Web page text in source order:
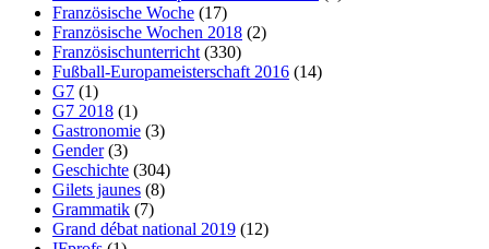
Französische Woche (17)
Französische Wochen 2018 (2)
Französischunterricht (330)
Fußball-Europameisterschaft 2016 (14)
G7 (1)
G7 2018 (1)
Gastronomie (3)
Gender(3)
Geschichte (304)
Gilets jaunes (8)
Grammatik (7)
Grand débat national 2019 (12)